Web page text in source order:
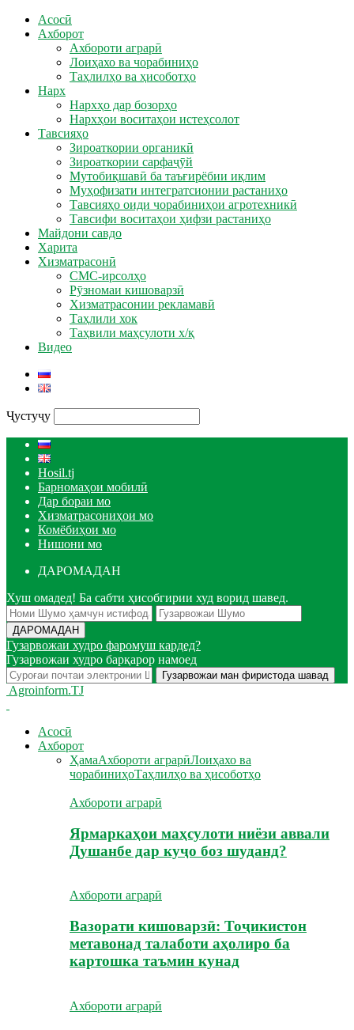
Асосӣ
Ахборот
Ахбороти аграрӣ
Лоиҳахо ва чорабиниҳо
Таҳлилҳо ва ҳисоботҳо
Нарх
Нархҳо дар бозорҳо
Нархҳои воситаҳои истеҳсолот
Тавсияҳо
Зироаткории органикӣ
Зироаткории сарфаҷӯй
Мутобиқшавӣ ба таъғирёбии иқлим
Муҳофизати интегратсионии растаниҳо
Тавсияҳо оиди чорабиниҳои агротехникӣ
Тавсифи воситаҳои ҳифзи растаниҳо
Майдони савдо
Харита
Хизматрасонӣ
СМС-ирсолҳо
Рӯзномаи кишоварзӣ
Хизматрасонии рекламавӣ
Таҳлили хок
Таҳвили маҳсулоти х/қ
Видео
Ҷустуҷу
Hosil.tj
Барномаҳои мобилӣ
Дар бораи мо
Хизматрасониҳои мо
Комёбиҳои мо
Нишони мо
ДАРОМАДАН
Хуш омадед! Ба сабти ҳисобгирии худ ворид шавед.
Гузарвожаи худро фаромуш кардед?
Гузарвожаи худро барқарор намоед
Agroinform.TJ
Асосӣ
Ахборот
ҲамаАхбороти аграрӣЛоиҳахо ва
чорабиниҳоТаҳлилҳо ва ҳисоботҳо
Ахбороти аграрӣ
Ярмаркаҳои маҳсулоти ниёзи аввали
Душанбе дар куҷо боз шуданд?
Ахбороти аграрӣ
Вазорати кишоварзӣ: Тоҷикистон
метавонад талаботи аҳолиро ба
картошка таъмин кунад
Ахбороти аграрӣ